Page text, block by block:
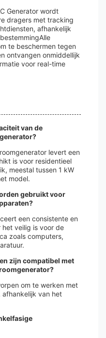
Generator wordt
dragers met tracking
afhankelijk
te beschermen tegen
ontvangen onmiddellijk
voor real-time
van de
levert een
is voor residentieel
meestal tussen 1 kW
model.
gebruikt voor
een consistente en
het veilig is voor de
zoals computers,
zijn compatibel met
om te werken met
afhankelijk van het